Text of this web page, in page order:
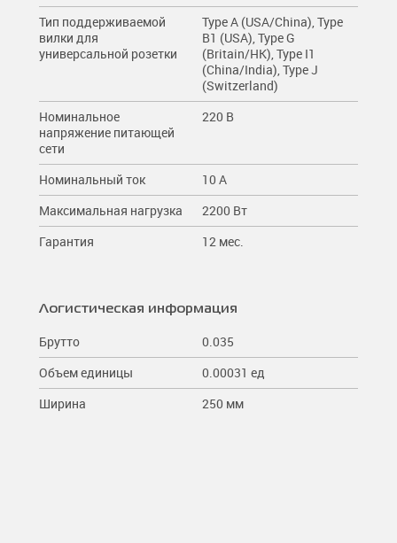
Тип поддерживаемой
вилки для
универсальной розетки
Type A (USA/China), Type
B1 (USA), Type G
(Britain/HK), Type I1
(China/India), Type J
(Switzerland)
Номинальное
напряжение питающей
сети
220 В
Номинальный ток
10 A
Максимальная нагрузка
2200 Вт
Гарантия
12 мес.
Логистическая информация
Брутто
0.035
Объем единицы
0.00031 ед
Ширина
250 мм